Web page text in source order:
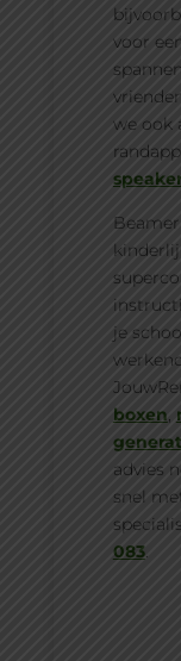
voor
we ook
je
boxen,
advies
snel
083.